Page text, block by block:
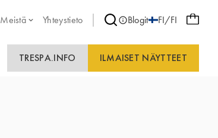
Meistä Yhteystieto Blogit FI/FI
TRESPA.INFO ILMAISET NÄYTTEET